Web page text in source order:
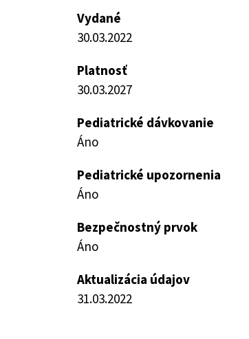
Vydané
30.03.2022
Platnosť
30.03.2027
Pediatrické dávkovanie
Áno
Pediatrické upozornenia
Áno
Bezpečnostný prvok
Áno
Aktualizácia údajov
31.03.2022